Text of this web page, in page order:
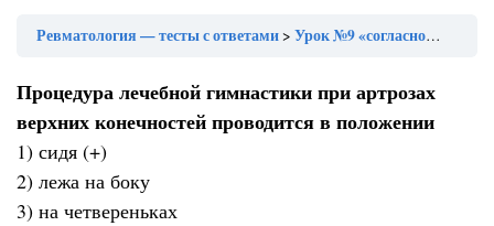
Ревматология — тесты с ответами Урок №9 «согласно классификации рентгенологических изменений келлгрена и лоуренса (1957) для iv стадии остеоартроза характерны»
Процедура лечебной гимнастики при артрозах
верхних конечностей проводится в положении
1) сидя (+)
2) лежа на боку
3) на четвереньках